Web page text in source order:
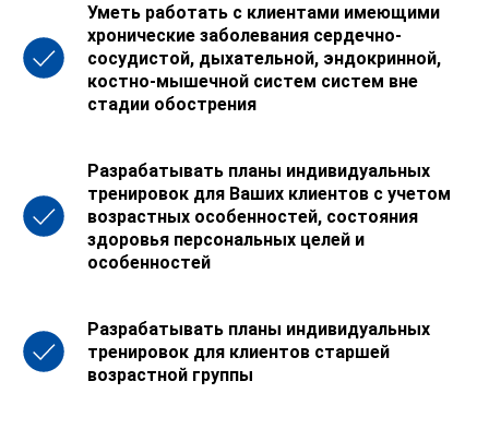
Уметь работать с клиентами имеющими
хронические заболевания сердечно-
сосудистой, дыхательной, эндокринной,
костно-мышечной систем систем вне
стадии обострения
Разрабатывать планы индивидуальных
тренировок для Ваших клиентов с учетом
возрастных особенностей, состояния
здоровья персональных целей и
особенностей
Разрабатывать планы индивидуальных
тренировок для клиентов старшей
возрастной группы